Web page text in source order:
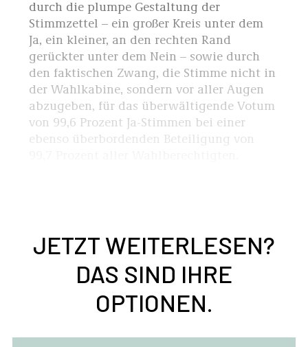
durch die plumpe Gestaltung der
Stimmzettel – ein großer Kreis unter dem
Ja, ein kleiner, an den rechten Rand
gerückter unter dem Nein – sowie durch
den faktischen Zwang, die Stimme nicht in
der Wahlkabine, sondern vor aller Augen
abzugeben, für das überwältigende Votum
von 99,6 Prozent Ja-Stimmen bei einer
ebenso überbordenden Beteiligung von
JETZT WEITERLESEN?
DAS SIND IHRE
OPTIONEN.